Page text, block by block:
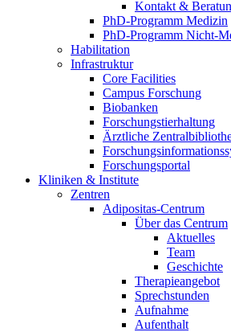
Kontakt &
PhD-Programm Medizin
PhD-Programm Nicht-
Habilitation
Infrastruktur
Core Facilities
Campus Forschung
Biobanken
Forschungstierhaltung
Ärztliche
Forschungsportal
Kliniken & Institute
Zentren
Adipositas-Centrum
Über das Centrum
Aktuelles
Team
Geschichte
Therapieangebot
Sprechstunden
Aufnahme
Aufenthalt